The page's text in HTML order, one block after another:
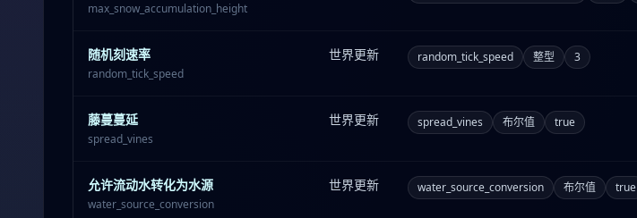
max_snow_accumulation_height
随机刻速率
random_tick_speed
世界更新 random_tick_speed 整型 3
藤蔓蔓延
spread_vines
世界更新 spread_vines 布尔值 true
允许流动水转化为水源
water_source_conversion
世界更新 water_source_conversion 布尔值 true